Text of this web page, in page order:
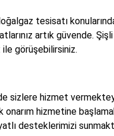
tesisatı
artık güvende.
görüşebilirsiniz.
sizlere hizmet
onarım hizmetine
desteklerimizi